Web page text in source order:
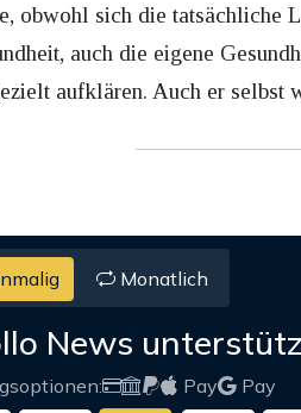
obwohl sich die
auch die eigene
aufklären. Auch er selbst
Monatlich
News
Pay
Pay